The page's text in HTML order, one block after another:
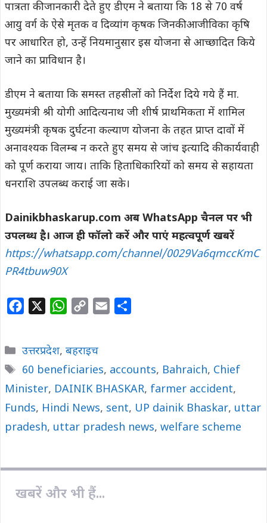
पात्रता की जानकारी देते हुए डीएम ने बताया कि 18 से 70 वर्ष
आयु वर्ग के ऐसे मृतक व दिव्यांग कृषक जिनकी आजीविका कृषि
पर आधारित हो, उन्हें नियमानुसार इस योजना से आच्छादित किये
जाने का प्राविधान है।
डीएम ने बताया कि समस्त तहसीलों को निर्देश दिये गये हैं मा.
मुख्यमंत्री श्री योगी आदित्यनाथ जी शीर्ष प्राथमिकता में शामिल
मुख्यमंत्री कृषक दुर्घटना कल्याण योजना के तहत प्राप्त दावों में
अनावश्यक विलम्ब न करते हुए समय से जांच इत्यादि की कार्यवाही
को पूर्ण कराया जाय। ताकि हिताधिकारियों को समय से सहायता
धनराशि उपलब्ध कराई जा सके।
Dainikbhaskarup.com अब WhatsApp चैनल पर भी
उपलब्ध है। आज ही फॉलो करें और पाएं महत्वपूर्ण खबरें
https://whatsapp.com/channel/0029Va6qmccKmC
PR4tbuw90X
e
b
o
o
k
W
t
s
A
p
p
y
L
i
n
k
l
e
Categories
उत्तरप्रदेश, बहराइच
Tags
60 beneficiaries, accounts, Bahraich, Chief
Minister, DAINIK BHASKAR, farmer accident,
Funds, Hindi News, sent, UP dainik Bhaskar, uttar
pradesh, uttar pradesh news, welfare scheme
खबरें और भी हैं...